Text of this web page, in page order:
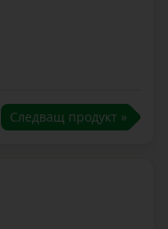
Следващ продукт »